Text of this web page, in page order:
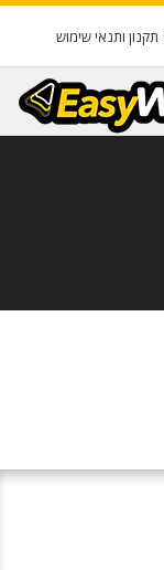
תקנון ותנאי שימוש